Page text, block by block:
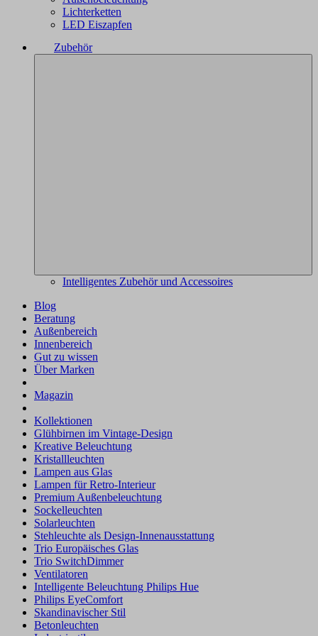
Lichterketten
LED Eiszapfen
Zubehör
Intelligentes Zubehör und Accessoires
Blog
Beratung
Außenbereich
Innenbereich
Gut zu wissen
Über Marken
Magazin
Kollektionen
Glühbirnen im Vintage-Design
Kreative Beleuchtung
Kristallleuchten
Lampen aus Glas
Lampen für Retro-Interieur
Premium Außenbeleuchtung
Sockelleuchten
Solarleuchten
Stehleuchte als Design-Innenausstattung
Trio Europäisches Glas
Trio SwitchDimmer
Ventilatoren
Intelligente Beleuchtung Philips Hue
Philips EyeComfort
Skandinavischer Stil
Betonleuchten